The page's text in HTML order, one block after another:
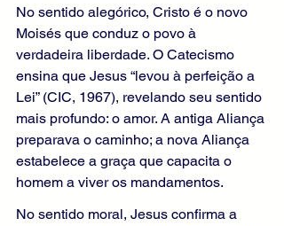
No sentido alegórico, Cristo é o novo
Moisés que conduz o povo à
verdadeira liberdade. O Catecismo
ensina que Jesus “levou à perfeição a
Lei” (CIC, 1967), revelando seu sentido
mais profundo: o amor. A antiga Aliança
preparava o caminho; a nova Aliança
estabelece a graça que capacita o
homem a viver os mandamentos.
No sentido moral, Jesus confirma a